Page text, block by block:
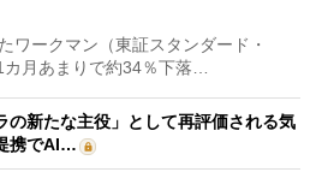
ークマン（東証スタンダード・
月あまりで約34％下落…
の新たな主役」として再評価される気
携でAI…